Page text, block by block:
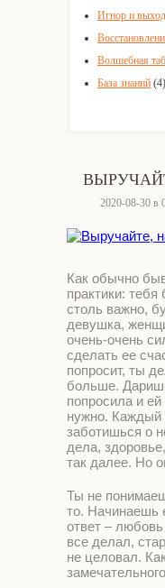
Игнор и выход
Волшебная
База знаний (4)
2020-08-30 в
Как обычно
практики:
столь важно,
девушка,
очень-очень
сделать ее
попросит, ты
больше.
попросила и ей
нужно.
заботишься о
дела,
так далее. Но
Ты не
то. Начинаешь
ответ –
все делал,
не целовал.